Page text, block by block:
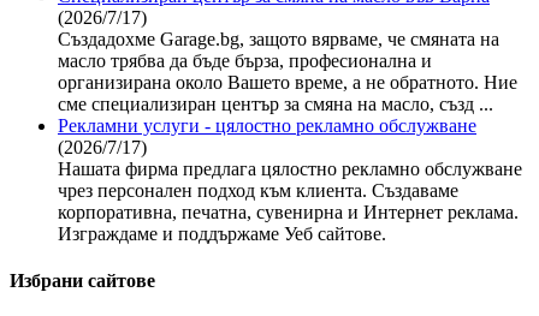
(2026/7/17)
Създадохме Garage.bg, защото вярваме, че смяната на
масло трябва да бъде бърза, професионална и
организирана около Вашето време, а не обратното. Ние
сме специализиран център за смяна на масло, създ ...
Рекламни услуги - цялостно рекламно обслужване
(2026/7/17)
Нашата фирма предлага цялостно рекламно обслужване
чрез персонален подход към клиента. Създаваме
корпоративна, печатна, сувенирна и Интернет реклама.
Изграждаме и поддържаме Уеб сайтове.
Избрани сайтове